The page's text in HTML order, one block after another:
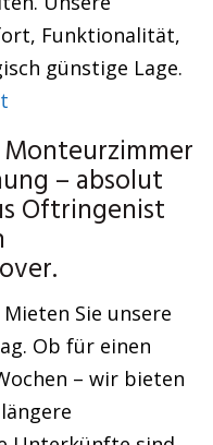
Funktionalität,
günstige Lage.
– absolut
Oftringenist
Sie unsere
Ob für einen
– wir bieten